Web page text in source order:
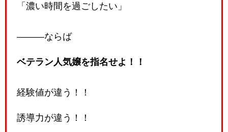
「濃い時間を過ごしたい」
―――ならば
ベテラン人気嬢を指名せよ！！
経験値が違う！！
誘導力が違う！！